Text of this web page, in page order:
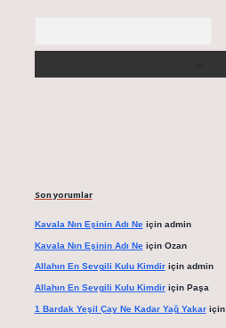
Son yorumlar
Kavala Nın Eşinin Adı Neiçin admin
Kavala Nın Eşinin Adı Neiçin Ozan
Allahın En Sevgili Kulu Kimdiriçin admin
Allahın En Sevgili Kulu Kimdiriçin Paşa
1 Bardak Yeşil Çay Ne Kadar Yağ Yakariçin